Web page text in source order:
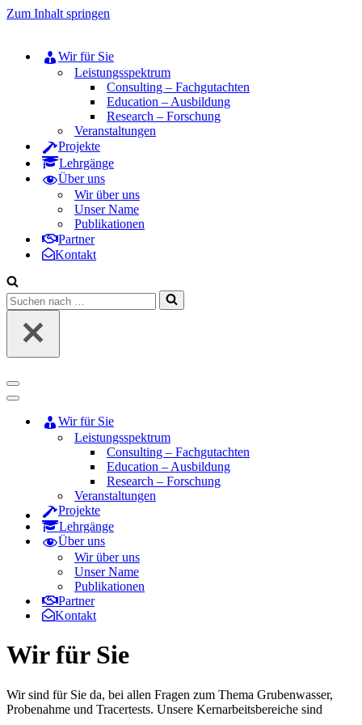
Zum Inhalt springen
Wir für Sie
Leistungsspektrum
Consulting – Fachgutachten
Education – Ausbildung
Research – Forschung
Veranstaltungen
Projekte
Lehrgänge
Über uns
Wir über uns
Unser Name
Publikationen
Partner
Kontakt
Suchen
nach …
Navigationsmenü
Navigationsmenü
Wir für Sie
Leistungsspektrum
Consulting – Fachgutachten
Education – Ausbildung
Research – Forschung
Veranstaltungen
Projekte
Lehrgänge
Über uns
Wir über uns
Unser Name
Publikationen
Partner
Kontakt
Wir für Sie
Wir sind für Sie da, bei allen Fragen zum Thema Grubenwasser,
Probenahme und Tracertests. Unsere Kernarbeitsbereiche sind